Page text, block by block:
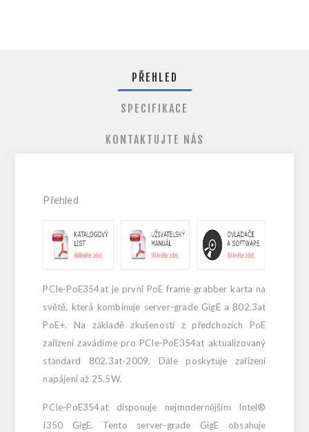
PŘEHLED
SPECIFIKACE
KONTAKTUJTE NÁS
Přehled
PCIe-PoE354at je první PoE frame grabber karta na
světě, která kombinuje server-grade GigE a 802.3at
PoE+. Na základě zkušeností z předchozích PoE
zařízení zavádíme pro PCIe-PoE354at aktualizovaný
standard 802.3at-2009. Dále poskytuje zařízení
napájení až 25.5W.
PCIe-PoE354at disponuje nejmodernějším
Intel®
I350 GigE. Tento server-grade GigE obsahuje